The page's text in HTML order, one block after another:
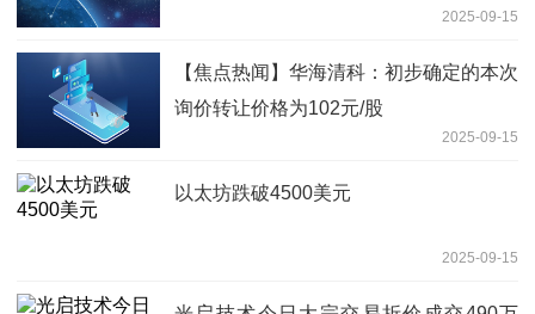
2025-09-15
【焦点热闻】华海清科：初步确定的本次
询价转让价格为102元/股
2025-09-15
以太坊跌破4500美元
2025-09-15